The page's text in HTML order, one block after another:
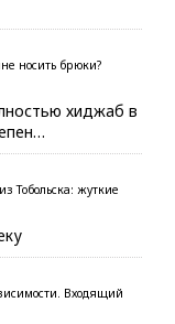
носить брюки?
хиджаб в
Тобольска: жуткие
Входящий